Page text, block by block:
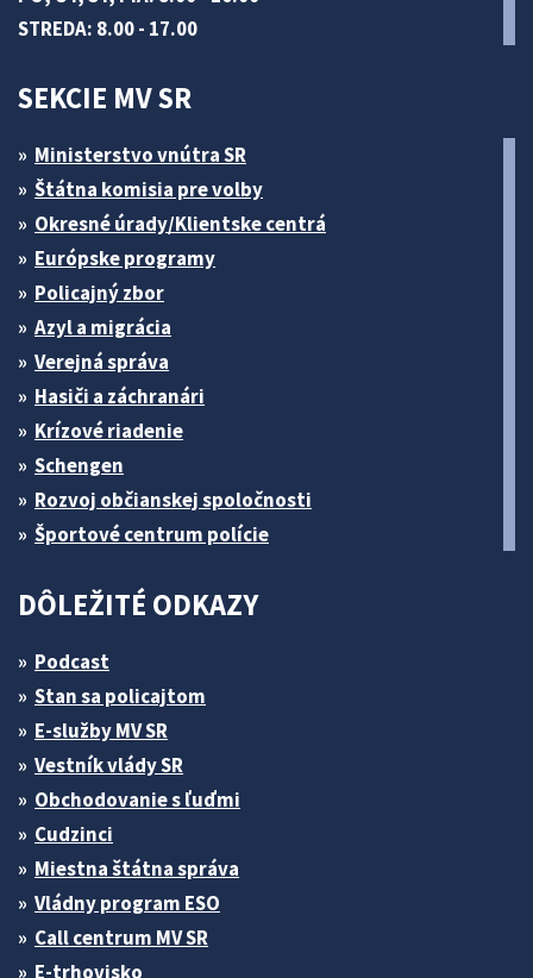
STREDA: 8.00 - 17.00
SEKCIE MV SR
Ministerstvo vnútra SR
Štátna komisia pre volby
Okresné úrady/Klientske centrá
Európske programy
Policajný zbor
Azyl a migrácia
Verejná správa
Hasiči a záchranári
Krízové riadenie
Schengen
Rozvoj občianskej spoločnosti
Športové centrum polície
DÔLEŽITÉ ODKAZY
Podcast
Stan sa policajtom
E-služby MV SR
Vestník vlády SR
Obchodovanie s ľuďmi
Cudzinci
Miestna štátna správa
Vládny program ESO
Call centrum MV SR
E-trhovisko